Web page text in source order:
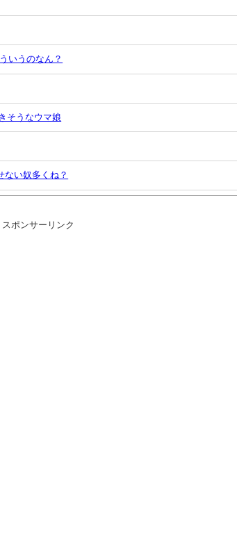
いうのなん？
そうなウマ娘
ない奴多くね？
スポンサーリンク